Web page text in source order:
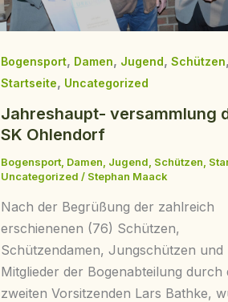
Bogensport, Damen, Jugend, Schützen,
Startseite, Uncategorized
Jahreshaupt- versammlung
SK Ohlendorf
Bogensport, Damen, Jugend, Schützen,
Uncategorized / Stephan Maack
Nach der Begrüßung der zahlreich
erschienenen (76) Schützen,
Schützendamen, Jungschützen und
Mitglieder der Bogenabteilung durch
zweiten Vorsitzenden Lars Bathke,